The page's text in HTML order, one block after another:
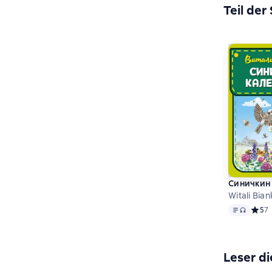
Teil der
Синичкин
Witali
Text, 57
Leser